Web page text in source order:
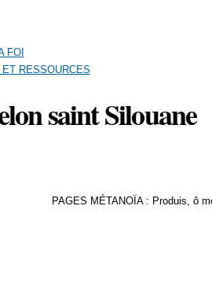
FOI
ET RESSOURCES
saint Silouane